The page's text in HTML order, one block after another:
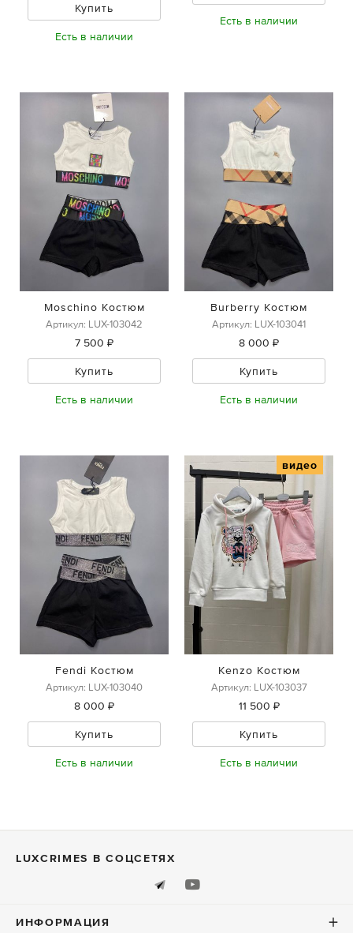
Купить
Есть в наличии
Есть в наличии
Moschino Костюм
Артикул: LUX-103042
7 500 ₽
Купить
Есть в наличии
Burberry Костюм
Артикул: LUX-103041
8 000 ₽
Купить
Есть в наличии
Fendi Костюм
Артикул: LUX-103040
8 000 ₽
Купить
Есть в наличии
видео
Kenzo Костюм
Артикул: LUX-103037
11 500 ₽
Купить
Есть в наличии
LUXСRIMES В СОЦСЕТЯХ
ИНФОРМАЦИЯ